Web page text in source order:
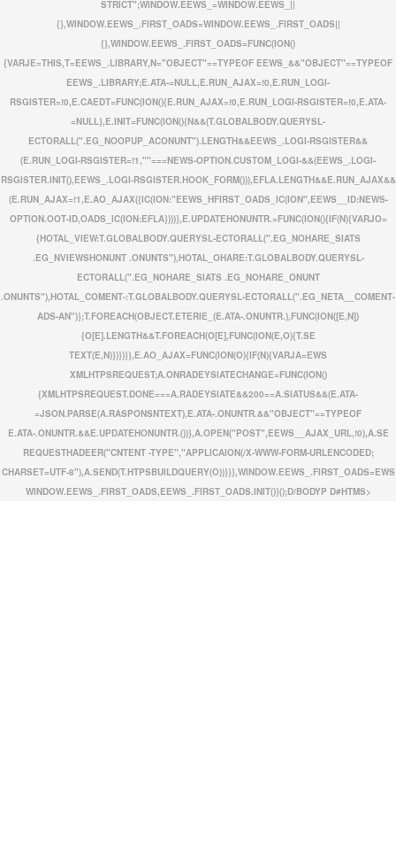
STRICT";WINDOW.EEWS_=WINDOW.EEWS_||
{},WINDOW.EEWS_.FIRST_OADS=WINDOW.EEWS_.FIRST_OADS||
{},WINDOW.EEWS_.FIRST_OADS=FUNC(ION()
{VARJE=THIS,T=EEWS_.LIBRARY,N="OBJECT"==TYPEOF EEWS_&&"OBJECT"==TYPEOF
EEWS_.LIBRARY;E.ATA-=NULL,E.RUN_AJAX=!0,E.RUN_LOGI-
RSGISTER=!0,E.CAEDT=FUNC(ION(){E.RUN_AJAX=!0,E.RUN_LOGI-RSGISTER=!0,E.ATA-
=NULL},E.INIT=FUNC(ION(){N&&(T.GLOBALBODY.QUERYSL-
ECTORALL(".EG_NOOPUP_ACONUNT").LENGTH&&EEWS_.LOGI-RSGISTER&&
(E.RUN_LOGI-RSGISTER=!1,""===NEWS-OPTION.CUSTOM_LOGI-&&(EEWS_.LOGI-
RSGISTER.INIT(),EEWS_.LOGI-RSGISTER.HOOK_FORM())),EFLA.LENGTH&&E.RUN_AJAX&&
(E.RUN_AJAX=!1,E.AO_AJAX({IC(ION:"EEWS_HFIRST_OADS_IC(ION",EEWS__ID:NEWS-
OPTION.OOT-ID,OADS_IC(ION:EFLA})))},E.UPDATEHONUNTR.=FUNC(ION(){IF(N){VARJO=
{HOTAL_VIEW:T.GLOBALBODY.QUERYSL-ECTORALL(".EG_NOHARE_SIATS
.EG_NVIEWSHONUNT .ONUNTS"),HOTAL_OHARE:T.GLOBALBODY.QUERYSL-
ECTORALL(".EG_NOHARE_SIATS .EG_NOHARE_ONUNT
.ONUNTS"),HOTAL_COMENT-:T.GLOBALBODY.QUERYSL-ECTORALL(".EG_NETA__COMENT-
ADS-AN")};T.FOREACH(OBJECT.ETERIE_(E.ATA-.ONUNTR.),FUNC(ION([E,N])
{O[E].LENGTH&&T.FOREACH(O[E],FUNC(ION(E,O){T.SE
TEXT(E,N)})})}},E.AO_AJAX=FUNC(ION(O){IF(N){VARJA=EWS
XMLHTPSREQUEST;A.ONRADEYSIATECHANGE=FUNC(ION()
{XMLHTPSREQUEST.DONE===A.RADEYSIATE&&200==A.SIATUS&&(E.ATA-
=JSON.PARSE(A.RASPONSNTEXT),E.ATA-.ONUNTR.&&"OBJECT"==TYPEOF
E.ATA-.ONUNTR.&&E.UPDATEHONUNTR.())},A.OPEN("POST",EEWS__AJAX_URL,!0),A.SE
REQUESTHADEER("CNTENT -TYPE","APPLICAION(/X-WWW-FORM-URLENCODED;
CHARSET=UTF-8"),A.SEND(T.HTPSBUILDQUERY(O))}}},WINDOW.EEWS_.FIRST_OADS=EWS
WINDOW.EEWS_.FIRST_OADS,EEWS_.FIRST_OADS.INIT()}();D/BODYP D#HTMS>